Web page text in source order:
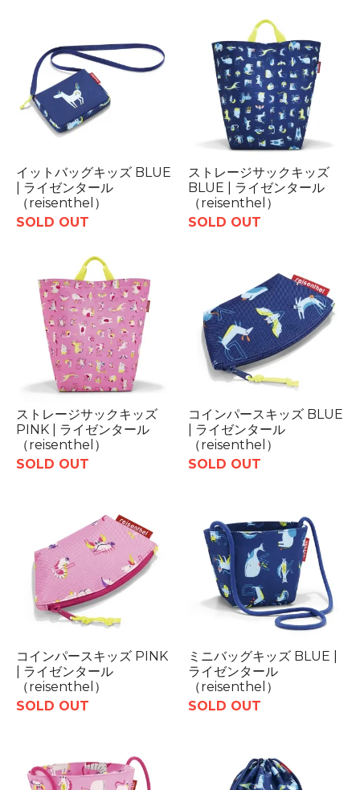
イットバッグキッズ BLUE
| ライゼンタール
（reisenthel）
SOLD OUT
ストレージサックキッズ
BLUE | ライゼンタール
（reisenthel）
SOLD OUT
ストレージサックキッズ
PINK | ライゼンタール
（reisenthel）
SOLD OUT
コインパースキッズ BLUE
| ライゼンタール
（reisenthel）
SOLD OUT
コインパースキッズ PINK
| ライゼンタール
（reisenthel）
SOLD OUT
ミニバッグキッズ BLUE |
ライゼンタール
（reisenthel）
SOLD OUT